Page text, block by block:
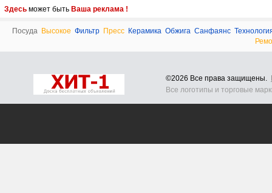
Здесь может быть Ваша реклама !
Посуда Высокое Фильтр Пресс Керамика Обжига Санфаянс
©2026 Все права защищены.
Все логотипы и торговые